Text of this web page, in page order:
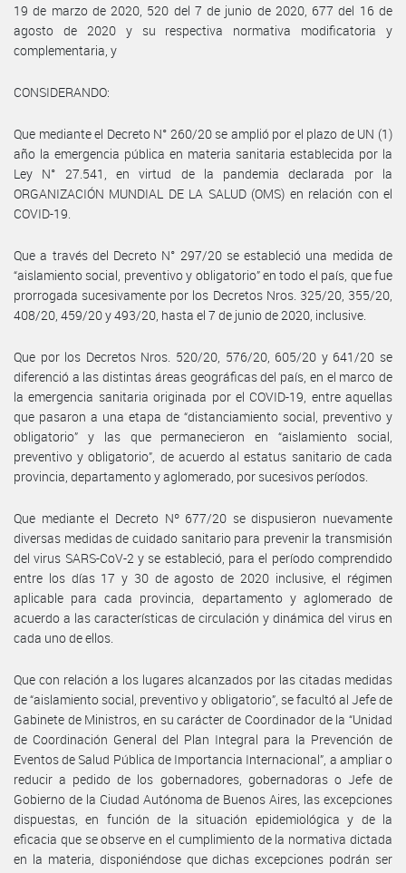
19 de marzo de 2020, 520 del 7 de junio de 2020, 677 del 16 de
agosto de 2020 y su respectiva normativa modificatoria y
complementaria, y
CONSIDERANDO:
Que mediante el Decreto N° 260/20 se amplió por el plazo de UN (1)
año la emergencia pública en materia sanitaria establecida por la
Ley N° 27.541, en virtud de la pandemia declarada por la
ORGANIZACIÓN MUNDIAL DE LA SALUD (OMS) en relación con el
COVID-19.
Que a través del Decreto N° 297/20 se estableció una medida de
“aislamiento social, preventivo y obligatorio” en todo el país, que fue
prorrogada sucesivamente por los Decretos Nros. 325/20, 355/20,
408/20, 459/20 y 493/20, hasta el 7 de junio de 2020, inclusive.
Que por los Decretos Nros. 520/20, 576/20, 605/20 y 641/20 se
diferenció a las distintas áreas geográficas del país, en el marco de
la emergencia sanitaria originada por el COVID-19, entre aquellas
que pasaron a una etapa de “distanciamiento social, preventivo y
obligatorio” y las que permanecieron en “aislamiento social,
preventivo y obligatorio”, de acuerdo al estatus sanitario de cada
provincia, departamento y aglomerado, por sucesivos períodos.
Que mediante el Decreto Nº 677/20 se dispusieron nuevamente
diversas medidas de cuidado sanitario para prevenir la transmisión
del virus SARS-CoV-2 y se estableció, para el período comprendido
entre los días 17 y 30 de agosto de 2020 inclusive, el régimen
aplicable para cada provincia, departamento y aglomerado de
acuerdo a las características de circulación y dinámica del virus en
cada uno de ellos.
Que con relación a los lugares alcanzados por las citadas medidas
de “aislamiento social, preventivo y obligatorio”, se facultó al Jefe de
Gabinete de Ministros, en su carácter de Coordinador de la “Unidad
de Coordinación General del Plan Integral para la Prevención de
Eventos de Salud Pública de Importancia Internacional”, a ampliar o
reducir a pedido de los gobernadores, gobernadoras o Jefe de
Gobierno de la Ciudad Autónoma de Buenos Aires, las excepciones
dispuestas, en función de la situación epidemiológica y de la
eficacia que se observe en el cumplimiento de la normativa dictada
en la materia, disponiéndose que dichas excepciones podrán ser